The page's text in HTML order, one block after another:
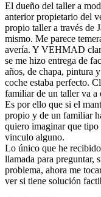
El dueño del taller a
anterior propietario del
propio taller a través de
mismo. Me parece
avería. Y VEHMAD
se me hizo entrega de
años, de chapa, pintura
coche estaba perfecto.
familiar de un taller va a
Es por ello que si el
propio y de un familiar
quiero imaginar que tipo
vinculo alguno.
Lo único que he
llamada para preguntar,
problema, ahora me
ver si tiene solución